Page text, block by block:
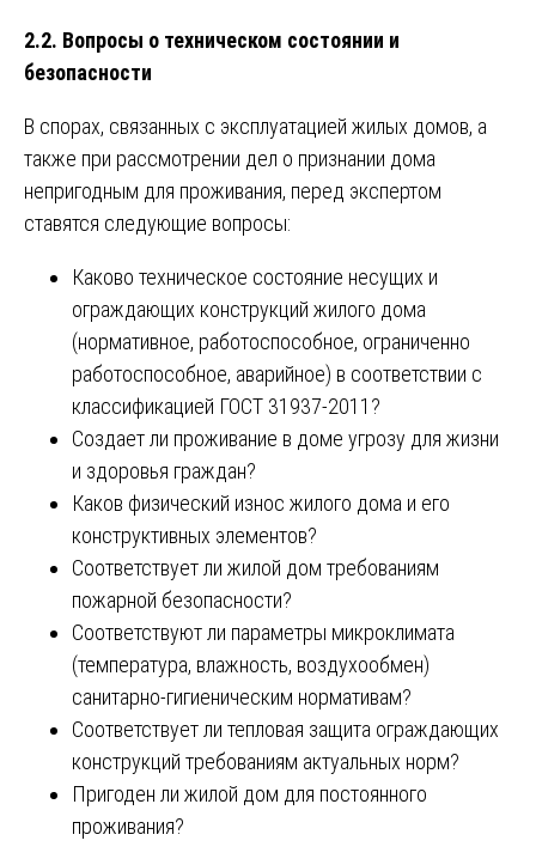
2.2. Вопросы о техническом состоянии и
безопасности
В спорах, связанных с эксплуатацией жилых домов, а
также при рассмотрении дел о признании дома
непригодным для проживания, перед экспертом
ставятся следующие вопросы:
Каково техническое состояние несущих и
ограждающих конструкций жилого дома
(нормативное, работоспособное, ограниченно
работоспособное, аварийное) в соответствии с
классификацией ГОСТ 31937-2011?
Создает ли проживание в доме угрозу для жизни
и здоровья граждан?
Каков физический износ жилого дома и его
конструктивных элементов?
Соответствует ли жилой дом требованиям
пожарной безопасности?
Соответствуют ли параметры микроклимата
(температура, влажность, воздухообмен)
санитарно-гигиеническим нормативам?
Соответствует ли тепловая защита ограждающих
конструкций требованиям актуальных норм?
Пригоден ли жилой дом для постоянного
проживания?